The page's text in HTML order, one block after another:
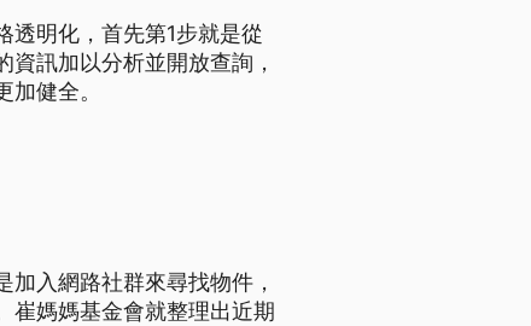
透明化，首先第1步就是從
訊加以分析並開放查詢，
健全。
入網路社群來尋找物件，
崔媽媽基金會就整理出近期